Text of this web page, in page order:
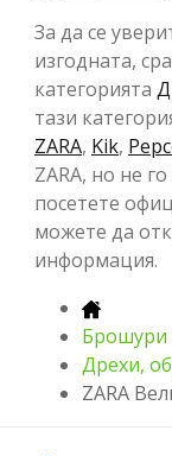
За да се
изгодната,
категорията
тази
ZARA, Kik,
ZARA, но не
посетете
можете да
информация.
Брошури
Дрехи,
ZARA